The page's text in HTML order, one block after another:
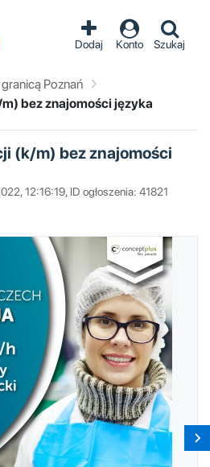
Dodaj Konto Szukaj
Poznań
bez znajomości języka
(k/m) bez znajomości
12:16:19, ID ogłoszenia: 41821